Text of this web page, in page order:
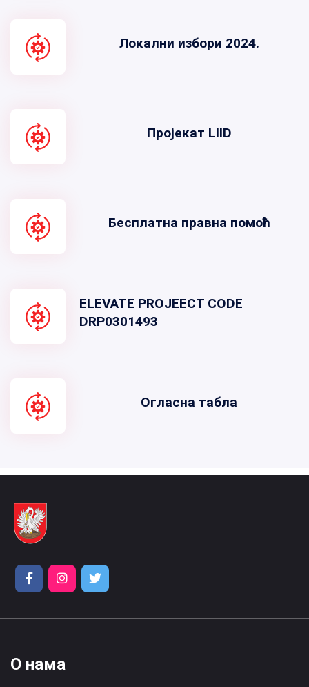
Локални избори 2024.
Пројекат LIID
Бесплатна правна помоћ
ELEVATE PROJEECT CODE
DRP0301493
Огласна табла
О нама